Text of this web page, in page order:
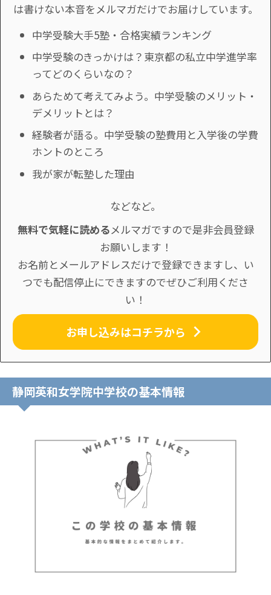
は書けない本音をメルマガだけでお届けしています。
中学受験大手5塾・合格実績ランキング
中学受験のきっかけは？東京都の私立中学進学率
ってどのくらいなの？
あらためて考えてみよう。中学受験のメリット・
デメリットとは？
経験者が語る。中学受験の塾費用と入学後の学費
ホントのところ
我が家が転塾した理由
などなど。
無料で気軽に読めるメルマガですので是非会員登録
お願いします！
お名前とメールアドレスだけで登録できますし、い
つでも配信停止にできますのでぜひご利用くださ
い！
お申し込みはコチラから
静岡英和女学院中学校の基本情報